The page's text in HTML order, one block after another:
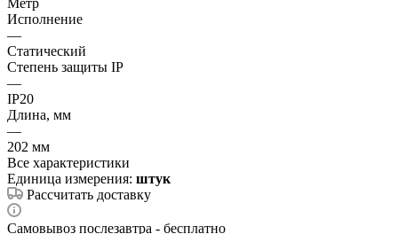
Исполнение
—
Статический
Степень защиты IP
—
IP20
Длина, мм
—
202 мм
Все характеристики
Единица измерения: штук
Рассчитать доставку
Самовывоз послезавтра - бесплатно